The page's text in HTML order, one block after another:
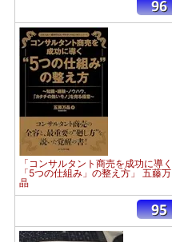
「コンサルタント商売を成功に導く
「5つの仕組み」の整え方」 五藤万
晶